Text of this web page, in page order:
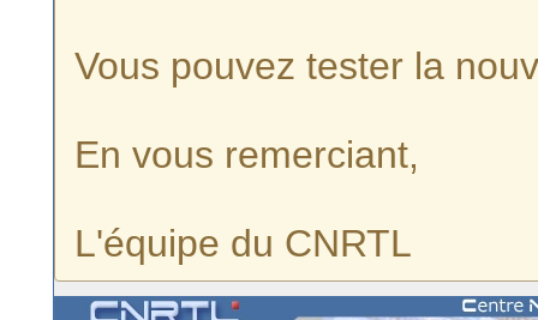
Vous pouvez tester la
En vous remerciant,
L'équipe du CNRTL